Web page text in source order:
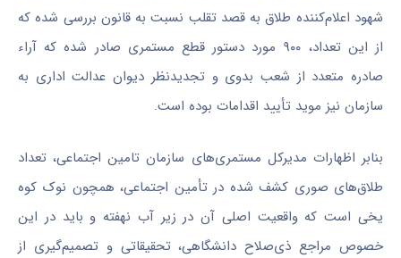
شهود اعلام‌کننده طلاق به قصد تقلب نسبت به قانون بررسی شده که
از این تعداد، ۹۰۰ مورد دستور قطع مستمری صادر شده که آراء
صادره متعدد از شعب بدوی و تجدیدنظر دیوان عدالت اداری به
سازمان نیز موید تأیید اقدامات بوده است.
بنابر اظهارات مدیرکل مستمری‌های سازمان تامین اجتماعی، تعداد
طلاق‌های صوری کشف شده در تأمین اجتماعی، همچون نوک کوه
یخی است که واقعیت اصلی آن در زیر آب نهفته و باید در این
خصوص مراجع ذی‌صلاح دانشگاهی، تحقیقاتی و تصمیم‌گیری از